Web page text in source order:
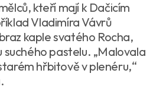
kteří mají k Dačicím
Vladimíra Vávrů
kaple svatého Rocha,
suchého pastelu. „Malovala
hřbitově v plenéru,“